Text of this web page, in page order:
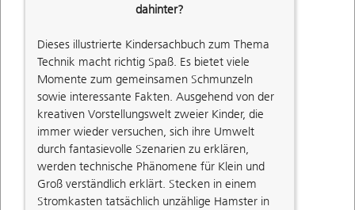
dahinter?
Dieses illustrierte Kindersachbuch zum Thema
Technik macht richtig Spaß. Es bietet viele
Momente zum gemeinsamen Schmunzeln
sowie interessante Fakten. Ausgehend von der
kreativen Vorstellungswelt zweier Kinder, die
immer wieder versuchen, sich ihre Umwelt
durch fantasievolle Szenarien zu erklären,
werden technische Phänomene für Klein und
Groß verständlich erklärt. Stecken in einem
Stromkasten tatsächlich unzählige Hamster in